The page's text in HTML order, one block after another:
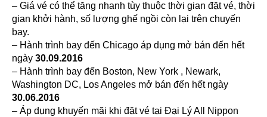
– Giá vé có thể tăng nhanh tùy thuộc thời gian đặt vé, thời
gian khởi hành, số lượng ghế ngồi còn lại trên chuyến
bay.
– Hành trình bay đến Chicago áp dụng mở bán đến hết
ngày 30.09.2016
– Hành trình bay đến Boston, New York , Newark,
Washington DC, Los Angeles mở bán đến hết ngày
30.06.2016
– Áp dụng khuyến mãi khi đặt vé tại Đại Lý All Nippon